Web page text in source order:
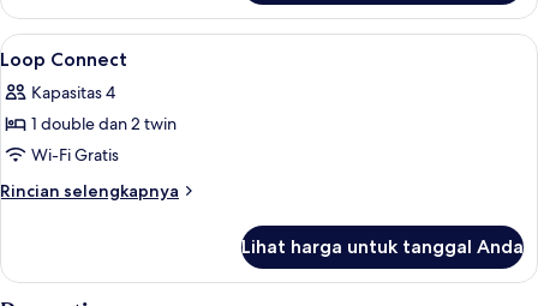
Loop
Family
Lihat
semua
foto
untuk
Loop
Connect
Minibar, brankas, meja kerja, dan
4
Loop Connect
Kapasitas 4
1 double dan 2 twin
Wi-Fi Gratis
Rincian selengkapnya
Rincian
Loop
Connect
Lihat harga untuk tanggal Anda